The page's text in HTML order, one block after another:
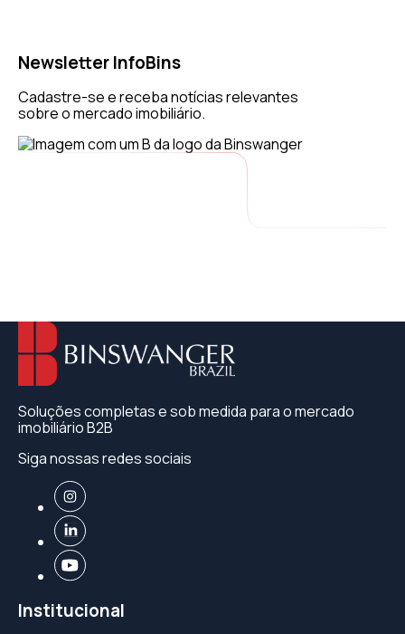
Newsletter InfoBins
Cadastre-se e receba notícias relevantes
sobre o mercado imobiliário.
Soluções completas e sob medida para o mercado
imobiliário B2B
Siga nossas redes sociais
Institucional